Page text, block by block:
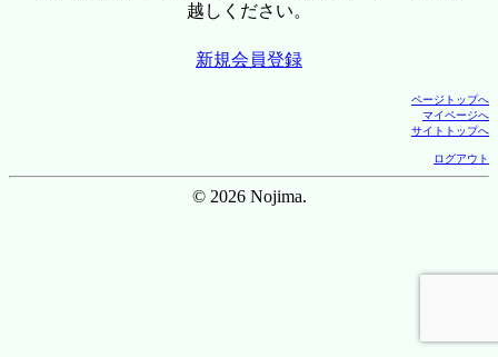
越しください。
新規会員登録
ページトップへ
マイページへ
サイトトップへ
ログアウト
© 2026 Nojima.